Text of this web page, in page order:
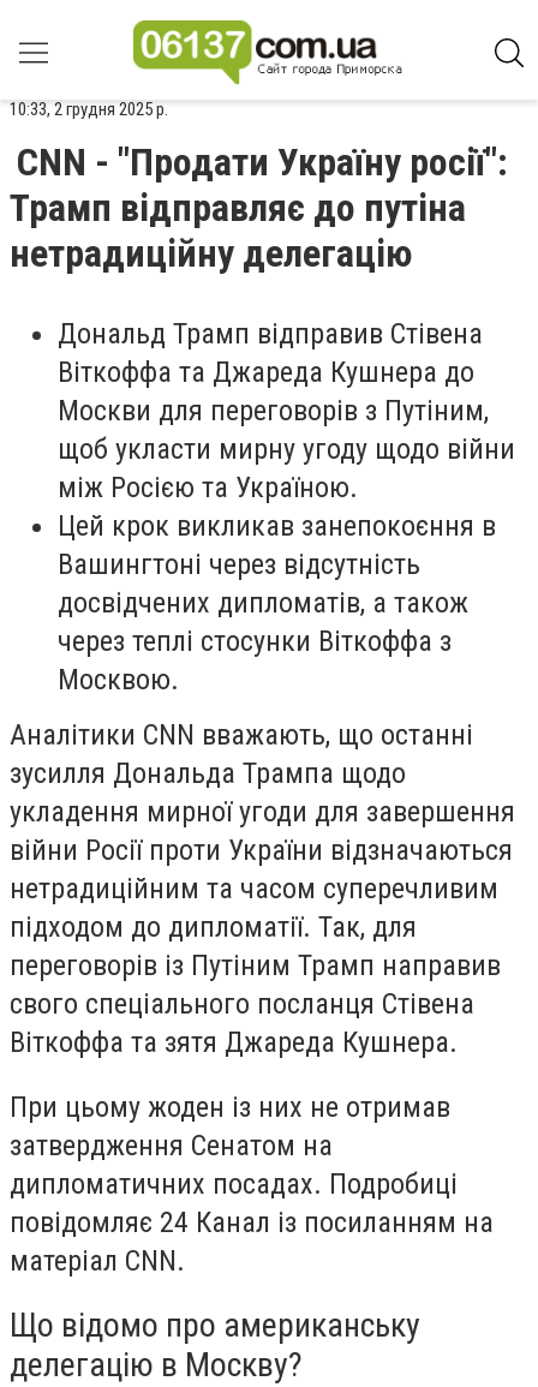
10:33, 2 грудня 2025 р.
CNN - "Продати Україну росії":
Трамп відправляє до путіна
нетрадиційну делегацію
Дональд Трамп відправив Стівена
Віткоффа та Джареда Кушнера до
Москви для переговорів з Путіним,
щоб укласти мирну угоду щодо війни
між Росією та Україною.
Цей крок викликав занепокоєння в
Вашингтоні через відсутність
досвідчених дипломатів, а також
через теплі стосунки Віткоффа з
Москвою.
Аналітики CNN вважають, що останні
зусилля Дональда Трампа щодо
укладення мирної угоди для завершення
війни Росії проти України відзначаються
нетрадиційним та часом суперечливим
підходом до дипломатії. Так, для
переговорів із Путіним Трамп направив
свого спеціального посланця Стівена
Віткоффа та зятя Джареда Кушнера.
При цьому жоден із них не отримав
затвердження Сенатом на
дипломатичних посадах. Подробиці
повідомляє 24 Канал із посиланням на
матеріал CNN.
Що відомо про американську
делегацію в Москву?